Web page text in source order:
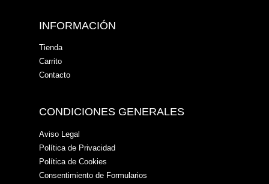
INFORMACIÓN
Tienda
Carrito
Contacto
CONDICIONES GENERALES
Aviso Legal
Política de Privacidad
Política de Cookies
Consentimiento de Formularios